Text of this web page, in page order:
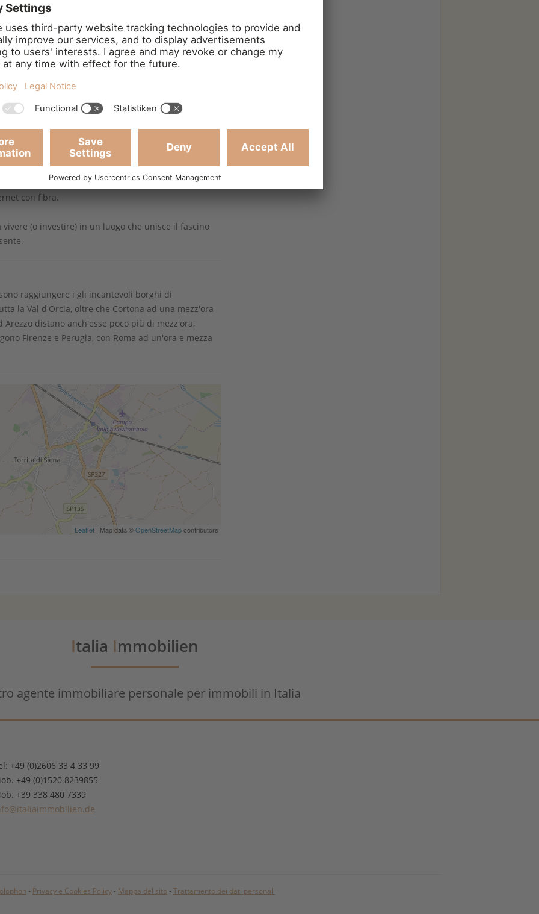
per respirare l’aria del borgo.
due camere luminose, una delle quali con ampio
doccia.
di tranquillità: un grande bagno con vasca, dove
soffitti con travi in legno a vista e mattoni,
perfetto equilibrio tra eleganza rustica e comfort
reti pubbliche di acquedotto, gas metano ed
con fibra.
(o investire) in un luogo che unisce il fascino
raggiungere i gli incantevoli borghi di
la Val d'Orcia, oltre che Cortona ad una mezz'ora
distano anch'esse poco più di mezz'ora,
Firenze e Perugia, con Roma ad un'ora e mezza
Leaflet| Map data ©OpenStreetMapcontributors
Italia Immobilien
agente immobiliare personale per immobili in Italia
+49 (0)2606 33 4 33 99
+49 (0)1520 8239855
+39 338 480 7339
- Privacy e Cookies Policy- Mappa del sito- Trattamento dei dati personali